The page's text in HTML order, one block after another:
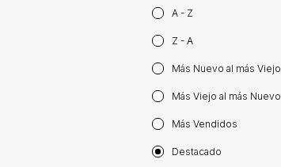
A - Z
Z - A
Más Nuevo al más Viejo
Más Viejo al más Nuevo
Más Vendidos
Destacado